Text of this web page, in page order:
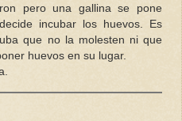
pero una gallina se pone
incubar los huevos. Es
que no la molesten ni que
huevos en su lugar.